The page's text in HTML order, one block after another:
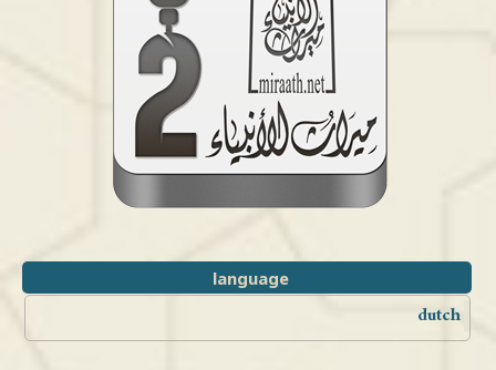
language
dutch